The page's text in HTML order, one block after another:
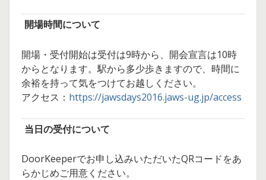
開場時間について
開場・受付開始は受付は9時から、開会宣言は10時
からとなります。駅から多少歩きますので、時間に
余裕を持って気をつけてお越しください。
アクセス： https://jawsdays2016.jaws-ug.jp/access
当日の受付について
DoorKeeperでお申し込みいただいたQRコードをあ
らかじめご用意ください。